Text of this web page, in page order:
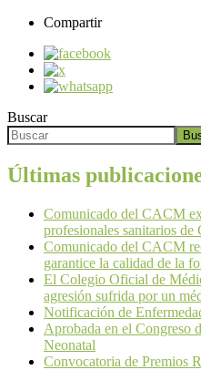
Compartir
Buscar
Últimas
Comunicado del CACM
profesionales sanitarios
Comunicado del CACM
garantice la calidad de la
El Colegio Oficial de
agresión sufrida por un
Notificación de
Aprobada en el Congreso
Neonatal
Convocatoria de Premios